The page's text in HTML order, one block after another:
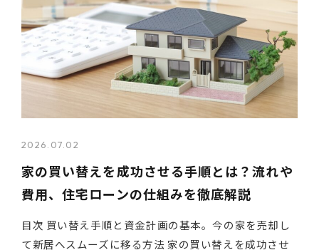
2026.07.02
家の買い替えを成功させる手順とは？流れや
費用、住宅ローンの仕組みを徹底解説
目次 買い替え手順と資金計画の基本。今の家を売却し
て新居へスムーズに移る方法 家の買い替えを成功させ